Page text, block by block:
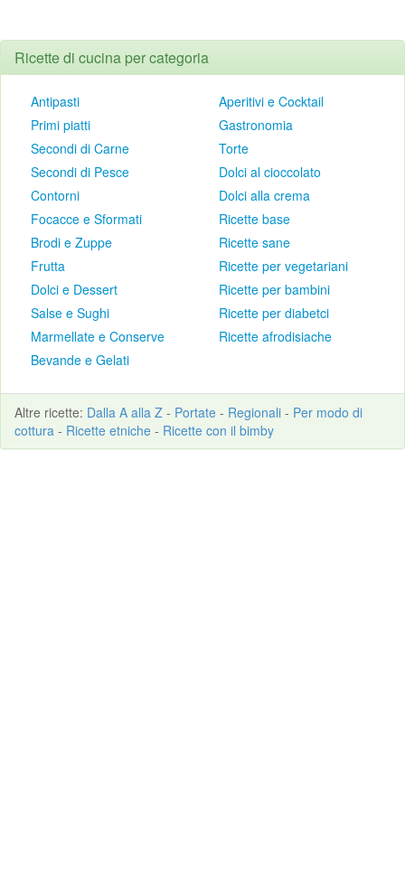
Ricette di cucina per categoria
Antipasti
Primi piatti
Secondi di Carne
Secondi di Pesce
Contorni
Focacce e Sformati
Brodi e Zuppe
Frutta
Dolci e Dessert
Salse e Sughi
Marmellate e Conserve
Bevande e Gelati
Aperitivi e Cocktail
Gastronomia
Torte
Dolci al cioccolato
Dolci alla crema
Ricette base
Ricette sane
Ricette per vegetariani
Ricette per bambini
Ricette per diabetci
Ricette afrodisiache
Altre ricette: Dalla A alla Z - Portate - Regionali - Per modo di
cottura - Ricette etniche - Ricette con il bimby